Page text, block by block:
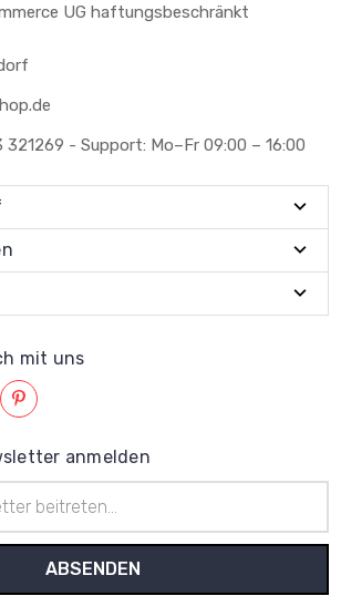
UG haftungsbeschränkt
321269 - Support: Mo–Fr 09:00 – 16:00
mit uns
anmelden